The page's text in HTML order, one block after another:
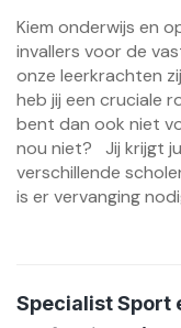
Kiem onderwijs en
invallers voor de
onze leerkrachten
heb jij een cruciale
bent dan ook niet
nou niet? Jij krijgt
verschillende
is er vervanging
Specialist Sport